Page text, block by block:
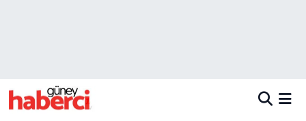
Beyoğlu Trafik Yoğunluk Haritası